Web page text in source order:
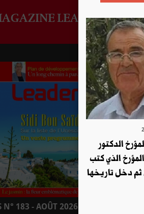
LEADERS
N° 183 - AOÛT 2026 : EN KIOSQUE
الدكتور
الذي كتب
ثم دخل تاريخها